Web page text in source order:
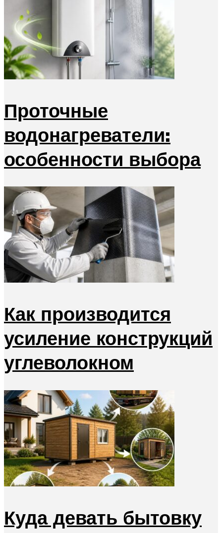
Проточные
водонагреватели:
особенности выбора
Как производится
усиление конструкций
углеволокном
Куда девать бытовку